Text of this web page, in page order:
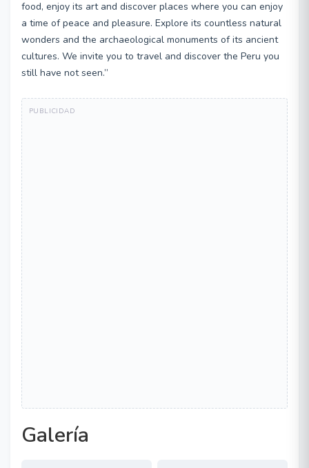
food, enjoy its art and discover places where you can enjoy
a time of peace and pleasure. Explore its countless natural
wonders and the archaeological monuments of its ancient
cultures. We invite you to travel and discover the Peru you
still have not seen.”
Galería